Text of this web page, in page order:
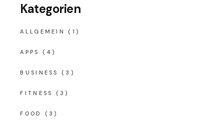
Kategorien
ALLGEMEIN (1)
APPS (4)
BUSINESS (3)
FITNESS (3)
FOOD (3)